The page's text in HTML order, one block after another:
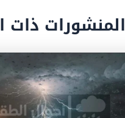
المنشورات ذات